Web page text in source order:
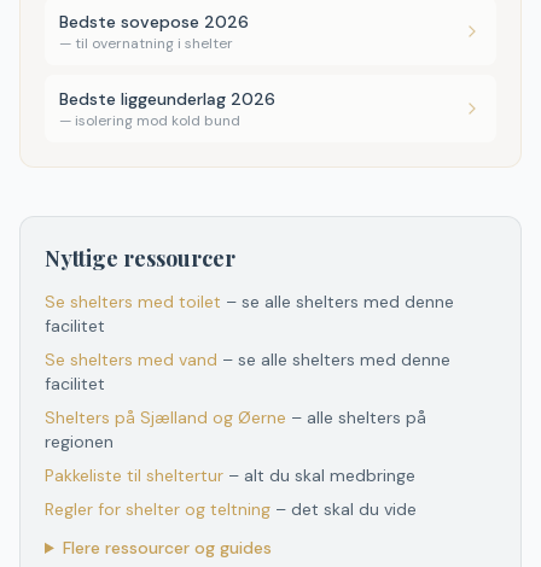
Bedste sovepose 2026
— til overnatning i shelter
Bedste liggeunderlag 2026
— isolering mod kold bund
Nyttige ressourcer
Se shelters med toilet – se alle shelters med denne
facilitet
Se shelters med vand – se alle shelters med denne
facilitet
Shelters på Sjælland og Øerne – alle shelters på
regionen
Pakkeliste til sheltertur – alt du skal medbringe
Regler for shelter og teltning – det skal du vide
Flere ressourcer og guides